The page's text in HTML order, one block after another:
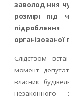
заволодіння
розмірі під
організованої
Слідством
момент
власник
незаконного